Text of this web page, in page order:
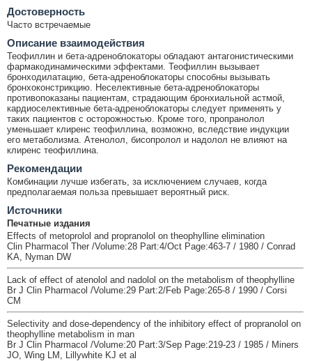
Достоверность
Часто встречаемые
Описание взаимодействия
Теофиллин и бета-адреноблокаторы обладают антагонистическими
фармакодинамическими эффектами. Теофиллин вызывает
бронходилатацию, бета-адреноблокаторы способны вызывать
бронхоконстрикцию. Неселективные бета-адреноблокаторы
противопоказаны пациентам, страдающим бронхиальной астмой,
кардиоселективные бета-адреноблокаторы следует применять у
таких пациентов с осторожностью. Кроме того, пропранолол
уменьшает клиренс теофиллина, возможно, вследствие индукции
его метаболизма. Атенолол, бисопролол и надолол не влияют на
клиренс теофиллина.
Рекомендации
Комбинации лучше избегать, за исключением случаев, когда
предполагаемая польза превышает вероятный риск.
Источники
Печатные издания
Effects of metoprolol and propranolol on theophylline elimination
Clin Pharmacol Ther /Volume:28 Part:4/Oct Page:463-7 / 1980 / Conrad
KA, Nyman DW
Lack of effect of atenolol and nadolol on the metabolism of theophylline
Br J Clin Pharmacol /Volume:29 Part:2/Feb Page:265-8 / 1990 / Corsi
CM
Selectivity and dose-dependency of the inhibitory effect of propranolol on
theophylline metabolism in man
Br J Clin Pharmacol /Volume:20 Part:3/Sep Page:219-23 / 1985 / Miners
JO, Wing LM, Lillywhite KJ et al